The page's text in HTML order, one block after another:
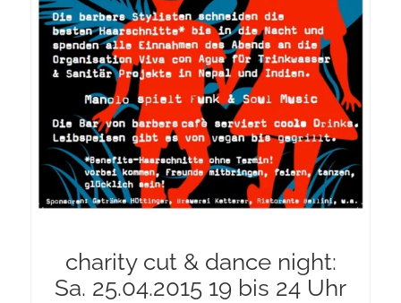
charity cut & dance night:
Sa. 25.04.2015 19 bis 24 Uhr